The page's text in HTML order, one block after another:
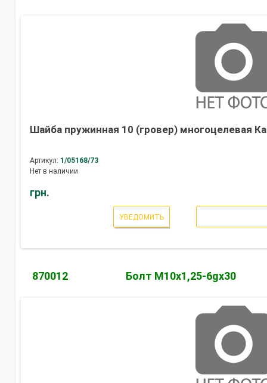
Шайба пружинная 10 (гровер) многоцелевая
Артикул: 1/05168/73
Нет в наличии
грн.
УВЕДОМИТЬ
870012 Болт М10х1,25-6gх30